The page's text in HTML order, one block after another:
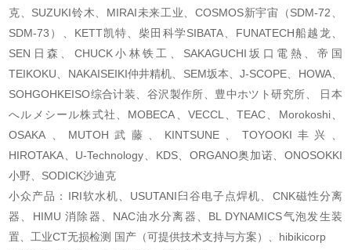
克、SUZUKI铃木、MIRAI未来工业、COSMOS新宇宙（SDM-72、
SDM-73）、KETT凯特、柴田科学SIBATA、FUNATECH船越龙、
SEN日森、CHUCK小林铁工、SAKAGUCHI坂口電熱、帝国
TEIKOKU、NAKAISEIKI仲井精机、SEM坂本、J-SCOPE、HOWA、
SOHGOHKEISO综合计装、谷沢製作所、豊中ホツト研究所、 日本
へルメシール株式社、MOBECA、VECCL、TEAC、Morokoshi、
OSAKA、MUTOH武藤、KINTSUNE、TOYOOKI丰兴、
HIROTAKA、U-Technology、KDS、ORGANO奥加诺、ONOSOKKI
小野、SODICK沙迪克
小众产品：IRI软水机、USUTANI臼谷电子点焊机、CNK磁性分离
器、HIMU 消除器、NAC油水分离器、BL DYNAMICS气泡发生装
置、工业CT无损检测 国产（可提供技术支持与方案）、hibikicorp